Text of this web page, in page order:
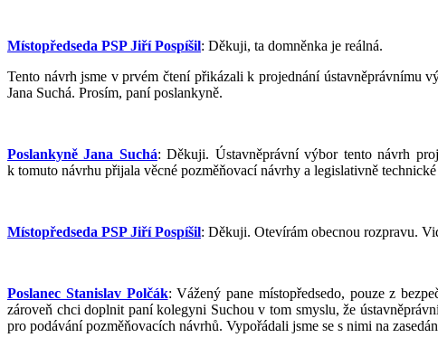
Místopředseda PSP Jiří Pospíšil: Děkuji, ta domněnka je reálná.
Tento návrh jsme v prvém čtení přikázali k projednání ústavněprávnímu
Jana Suchá. Prosím, paní poslankyně.
Poslankyně Jana Suchá: Děkuji. Ústavněprávní výbor tento návrh
k tomuto návrhu přijala věcné pozměňovací návrhy a legislativně
Místopředseda PSP Jiří Pospíšil: Děkuji. Otevírám obecnou rozpravu.
Poslanec Stanislav Polčák: Vážený pane místopředsedo, pouze z
zároveň chci doplnit paní kolegyni Suchou v tom smyslu, že
pro podávání pozměňovacích návrhů. Vypořádali jsme se s nimi na